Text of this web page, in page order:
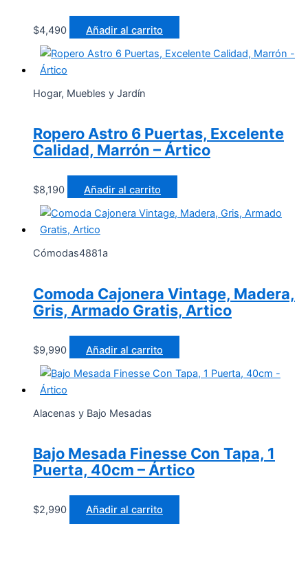
$4,490 Añadir al carrito
Hogar, Muebles y Jardín
Ropero Astro 6 Puertas, Excelente
Calidad, Marrón – Ártico
$8,190 Añadir al carrito
Cómodas4881a
Comoda Cajonera Vintage, Madera,
Gris, Armado Gratis, Artico
$9,990 Añadir al carrito
Alacenas y Bajo Mesadas
Bajo Mesada Finesse Con Tapa, 1
Puerta, 40cm – Ártico
$2,990 Añadir al carrito